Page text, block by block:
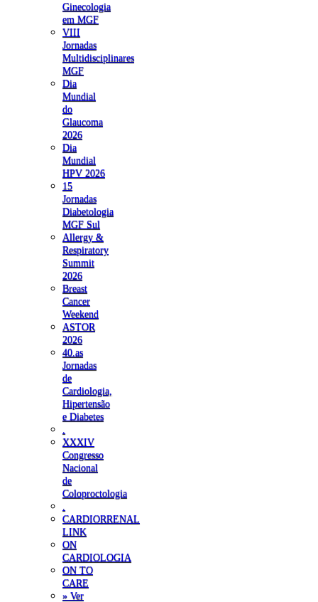
Ginecologia
em MGF
VIII
Jornadas
Multidisciplinares
MGF
Dia
Mundial
do
Glaucoma
2026
Dia
Mundial
HPV 2026
15
Jornadas
Diabetologia
MGF Sul
Allergy &
Respiratory
Summit
2026
Breast
Cancer
Weekend
ASTOR
2026
40.as
Jornadas
de
Cardiologia,
Hipertensão
e Diabetes
XXXIV
Congresso
Nacional
de
Coloproctologia
CARDIORRENAL
LINK
ON
CARDIOLOGIA
ON TO
CARE
» Ver